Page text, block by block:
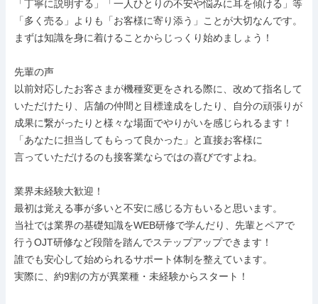
「丁寧に説明する」「一人ひとりの不安や悩みに耳を傾ける」等
「多く売る」よりも「お客様に寄り添う」ことが大切なんです。
まずは知識を身に着けることからじっくり始めましょう！
先輩の声
以前対応したお客さまが機種変更をされる際に、改めて指名して
いただけたり、店舗の仲間と目標達成をしたり、自分の頑張りが
成果に繋がったりと様々な場面でやりがいを感じられるます！
「あなたに担当してもらって良かった」と直接お客様に
言っていただけるのも接客業ならではの喜びですよね。
業界未経験大歓迎！
最初は覚える事が多いと不安に感じる方もいると思います。
当社では業界の基礎知識をWEB研修で学んだり、先輩とペアで
行うOJT研修など段階を踏んでステップアップできます！
誰でも安心して始められるサポート体制を整えています。
実際に、約9割の方が異業種・未経験からスタート！